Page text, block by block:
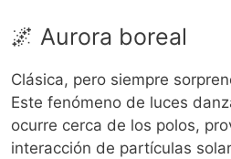
🌌 Aurora boreal
Clásica, pero siempre
Este fenómeno de luces
ocurre cerca de los polos,
interacción de partículas